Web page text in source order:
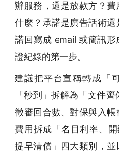
辦服務，還是放款方？
什麼？承諾是廣告話術
諾回寫成 email 或簡訊
證紀錄的第一步。
建議把平台宣稱轉成「
「秒到」拆解為「文件齊
徵審回合數、對保與入
費用拆成「名目利率、
提早清償」四大類別，